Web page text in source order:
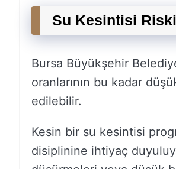
Su Kesintisi
Bursa Büyükşehir
oranlarının bu kadar
edilebilir.
Kesin bir su kesintisi
disiplinine ihtiyaç